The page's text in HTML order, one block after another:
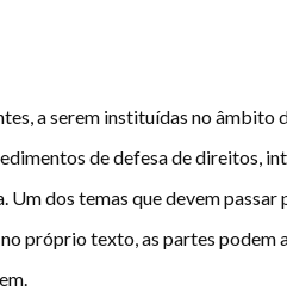
a serem instituídas no âmbito
de defesa de direitos,
dos temas que devem passar
próprio texto, as partes podem